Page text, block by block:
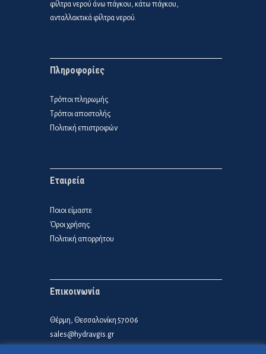
φίλτρα νερού άνω πάγκου, κάτω πάγκου,
ανταλλακτικά φίλτρα νερού.
Πληροφορίες
Τρόποι πληρωμής
Τρόποι αποστολής
Πολιτική επιστροφών
Εταιρεία
Ποιοι είμαστε
Όροι χρήσης
Πολιτική απορρήτου
Επικοινωνία
Θέρμη, Θεσσαλονίκη 57006
sales@hydravgis.gr